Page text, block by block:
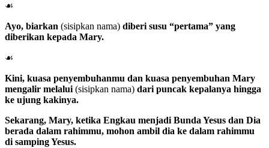
☙
Ayo, biarkan (sisipkan nama) diberi susu “pertama” yang
diberikan kepada Mary.
☙
Kini, kuasa penyembuhanmu dan kuasa penyembuhan Mary
mengalir melalui (sisipkan nama) dari puncak kepalanya hingga
ke ujung kakinya.
Sekarang, Mary, ketika Engkau menjadi Bunda Yesus dan Dia
berada dalam rahimmu, mohon ambil dia ke dalam rahimmu
di samping Yesus.